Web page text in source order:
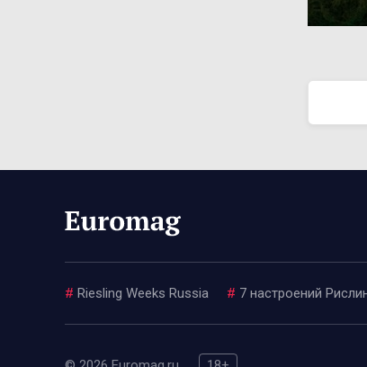
# Riesling Weeks Russia # 7 настроений